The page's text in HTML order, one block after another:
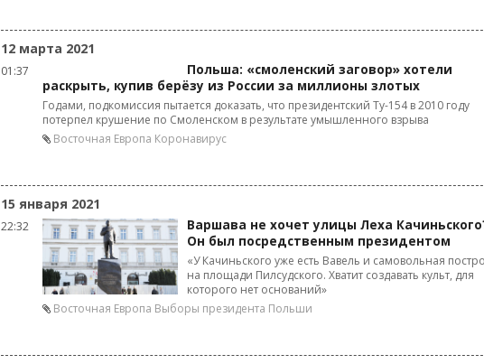
12 марта 2021
01:37
Польша: «смоленский заговор» хотели
раскрыть, купив берёзу из России за миллионы злотых
Годами, подкомиссия пытается доказать, что президентский Ту-154 в 2010 году
потерпел крушение по Смоленском в результате умышленного взрыва
Восточная Европа Коронавирус
15 января 2021
22:32
Варшава не хочет улицы Леха
Он был посредственным президентом
«У Качиньского уже есть Вавель и самовольная
на площади Пилсудского. Хватит создавать культ, для
которого нет оснований»
Восточная Европа Выборы президента Польши